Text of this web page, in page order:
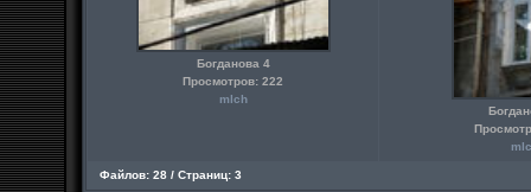
Богданова 4
Просмотров: 222
mlch
Файлов: 28 / Страниц: 3